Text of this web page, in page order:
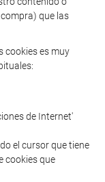
que las
cookies es muy
de Internet'
el cursor que tiene
cookies que